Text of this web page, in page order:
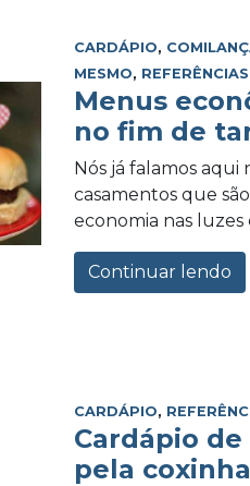
CARDÁPIO,
MESMO, REFERÊNCIAS
Menus
no fim de
Nós já falamos
casamentos que
economia nas luzes
Continuar lendo
CARDÁPIO,
Cardápio
pela coxinha